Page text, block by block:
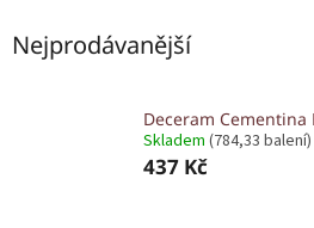
Nejprodávanější
Deceram Cementina
Skladem (784,33 balení)
437 Kč